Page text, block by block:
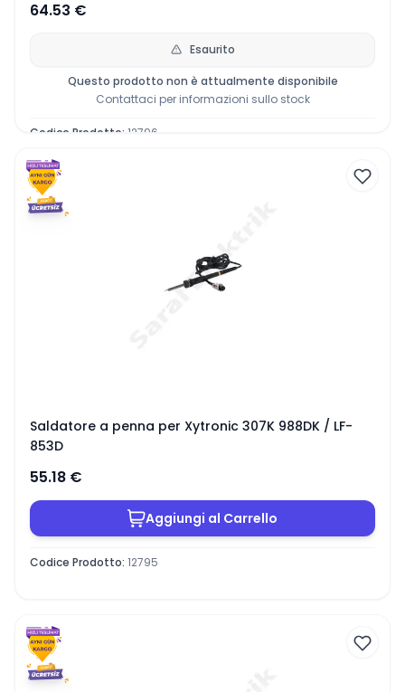
64.53 €
Esaurito
Questo prodotto non è attualmente disponibile
Contattaci per informazioni sullo stock
Codice Prodotto: 12796
Saldatore a penna per Xytronic 307K 988DK / LF-
853D
55.18 €
Aggiungi al Carrello
Codice Prodotto: 12795